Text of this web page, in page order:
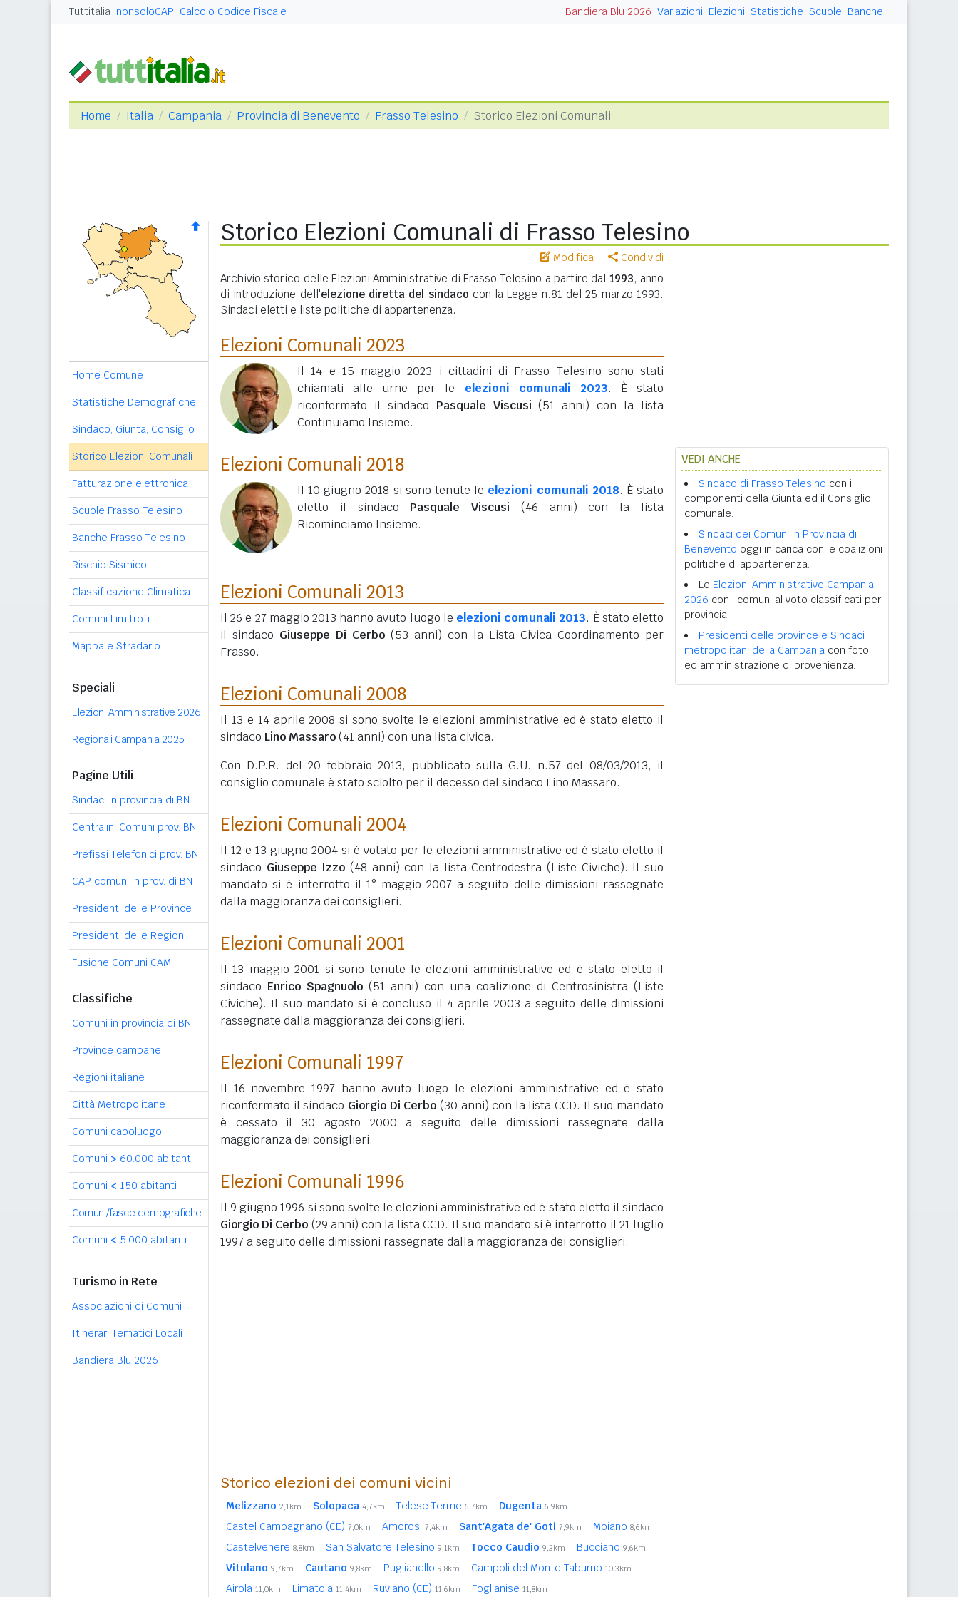
Tuttitalia nonsoloCAP Calcolo Codice Fiscale Bandiera Blu 2026 Variazioni Elezioni Statistiche Scuole Banche
Home Italia Campania Provincia di Benevento Frasso Telesino Storico Elezioni Comunali
Home Comune
Statistiche Demografiche
Sindaco, Giunta, Consiglio
Storico Elezioni Comunali
Fatturazione elettronica
Scuole Frasso Telesino
Banche Frasso Telesino
Rischio Sismico
Classificazione Climatica
Comuni Limitrofi
Mappa e Stradario
Speciali
Elezioni Amministrative 2026
Regionali Campania 2025
Pagine Utili
Sindaci in provincia di BN
Centralini Comuni prov. BN
Prefissi Telefonici prov. BN
CAP comuni in prov. di BN
Presidenti delle Province
Presidenti delle Regioni
Fusione Comuni CAM
Classifiche
Comuni in provincia di BN
Province campane
Regioni italiane
Città Metropolitane
Comuni capoluogo
Comuni > 60.000 abitanti
Comuni < 150 abitanti
Comuni/fasce demografiche
Comuni < 5.000 abitanti
Turismo in Rete
Associazioni di Comuni
Itinerari Tematici Locali
Bandiera Blu 2026
Storico Elezioni Comunali di Frasso Telesino
Modifica Condividi
Archivio storico delle Elezioni Amministrative di Frasso Telesino a partire dal 1993, anno
di introduzione dell'elezione diretta del sindaco con la Legge n.81 del 25 marzo 1993.
Sindaci eletti e liste politiche di appartenenza.
Elezioni Comunali 2023
Il 14 e 15 maggio 2023 i cittadini di Frasso Telesino sono stati
chiamati alle urne per le elezioni comunali 2023. È stato
riconfermato il sindaco Pasquale Viscusi (51 anni) con la lista
Continuiamo Insieme.
Elezioni Comunali 2018
Il 10 giugno 2018 si sono tenute le elezioni comunali 2018. È stato
eletto il sindaco Pasquale Viscusi (46 anni) con la lista
Ricominciamo Insieme.
Elezioni Comunali 2013
Il 26 e 27 maggio 2013 hanno avuto luogo le elezioni comunali 2013. È stato eletto
il sindaco Giuseppe Di Cerbo (53 anni) con la Lista Civica Coordinamento per
Frasso.
Elezioni Comunali 2008
Il 13 e 14 aprile 2008 si sono svolte le elezioni amministrative ed è stato eletto il
sindaco Lino Massaro(41 anni) con una lista civica.
Con D.P.R. del 20 febbraio 2013, pubblicato sulla G.U. n.57 del 08/03/2013, il
consiglio comunale è stato sciolto per il decesso del sindaco Lino Massaro.
Elezioni Comunali 2004
Il 12 e 13 giugno 2004 si è votato per le elezioni amministrative ed è stato eletto il
sindaco Giuseppe Izzo (48 anni) con la lista Centrodestra (Liste Civiche). Il suo
mandato si è interrotto il 1° maggio 2007 a seguito delle dimissioni rassegnate
dalla maggioranza dei consiglieri.
Elezioni Comunali 2001
Il 13 maggio 2001 si sono tenute le elezioni amministrative ed è stato eletto il
sindaco Enrico Spagnuolo (51 anni) con una coalizione di Centrosinistra (Liste
Civiche). Il suo mandato si è concluso il 4 aprile 2003 a seguito delle dimissioni
rassegnate dalla maggioranza dei consiglieri.
Elezioni Comunali 1997
Il 16 novembre 1997 hanno avuto luogo le elezioni amministrative ed è stato
riconfermato il sindaco Giorgio Di Cerbo (30 anni) con la lista CCD. Il suo mandato
è cessato il 30 agosto 2000 a seguito delle dimissioni rassegnate dalla
maggioranza dei consiglieri.
Elezioni Comunali 1996
Il 9 giugno 1996 si sono svolte le elezioni amministrative ed è stato eletto il sindaco
Giorgio Di Cerbo (29 anni) con la lista CCD. Il suo mandato si è interrotto il 21 luglio
1997 a seguito delle dimissioni rassegnate dalla maggioranza dei consiglieri.
Storico elezioni dei comuni vicini
Melizzano 2,1km Solopaca 4,7km Telese Terme 6,7km Dugenta 6,9km
Castel Campagnano (CE) 7,0km Amorosi 7,4km Sant'Agata de' Goti 7,9km Moiano 8,6km
Castelvenere 8,8km San Salvatore Telesino 9,1km Tocco Caudio 9,3km Bucciano 9,6km
Vitulano 9,7km Cautano 9,8km Puglianello 9,8km Campoli del Monte Taburno 10,3km
Airola 11,0km Limatola 11,4km Ruviano (CE) 11,6km Foglianise 11,8km
VEDI ANCHE
Sindaco di Frasso Telesino con i
componenti della Giunta ed il Consiglio
comunale.
Sindaci dei Comuni in Provincia di
Benevento oggi in carica con le coalizioni
politiche di appartenenza.
Le Elezioni Amministrative Campania
2026 con i comuni al voto classificati per
provincia.
Presidenti delle province e Sindaci
metropolitani della Campania con foto
ed amministrazione di provenienza.